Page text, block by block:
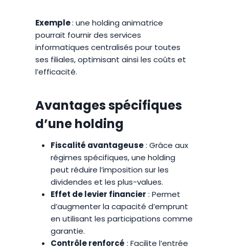
Exemple: une holding animatrice
pourrait fournir des services
informatiques centralisés pour toutes
ses filiales, optimisant ainsi les coûts et
l’efficacité.
Avantages spécifiques
d’une holding
Fiscalité avantageuse: Grâce aux
régimes spécifiques, une holding
peut réduire l’imposition sur les
dividendes et les plus-values.
Effet de levier financier : Permet
d’augmenter la capacité d’emprunt
en utilisant les participations comme
garantie.
Contrôle renforcé : Facilite l’entrée